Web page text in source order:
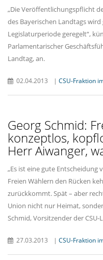
Die Veröffentlichungspflicht
des Bayerischen Landtags
Legislaturperiode geregelt“,
Parlamentarischer
Landtag, an.
02.04.2013 | CSU-Fraktion
Georg Schmid:
konzeptlos,
Herr Aiwanger,
Es ist eine gute Entscheidung
Freien Wählern den Rücken
zurückkommt. Spät – aber
Union nicht nur Heimat,
Schmid, Vorsitzender der
27.03.2013 | CSU-Fraktion